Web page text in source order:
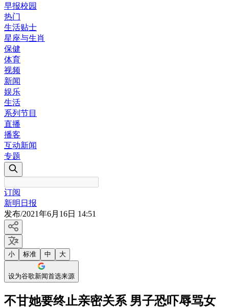
早报校园
热门
生活贴士
星座与生肖
保健
体育
视频
新闻
娱乐
生活
系列节目
直播
播客
互动新闻
专题
订阅
新明日报
发布/2021年6月16日 14:51
小 标准 中 大
设为谷歌新闻首选来源
不甘她要终止亲密关系 男子恐吓辱骂女